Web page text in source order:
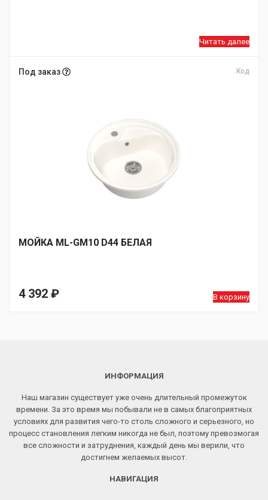
Читать далее
Под заказ Код
МОЙКA ML-GM10 D44 БЕЛАЯ
4 392 ₽ В корзину
ИНФОРМАЦИЯ
Наш магазин существует уже очень длительный промежуток
времени. За это время мы побывали не в самых благоприятных
условиях для развития чего-то столь сложного и серьезного, но
процесс становления легким никогда не был, поэтому превозмогая
все сложности и затруднения, каждый день мы верили, что
достигнем желаемых высот.
НАВИГАЦИЯ